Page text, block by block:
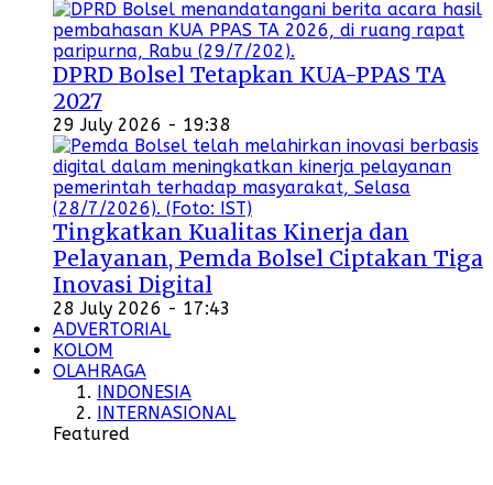
DPRD Bolsel Tetapkan KUA-PPAS TA
2027
29 July 2026 - 19:38
Tingkatkan Kualitas Kinerja dan
Pelayanan, Pemda Bolsel Ciptakan Tiga
Inovasi Digital
28 July 2026 - 17:43
ADVERTORIAL
KOLOM
OLAHRAGA
INDONESIA
INTERNASIONAL
Featured